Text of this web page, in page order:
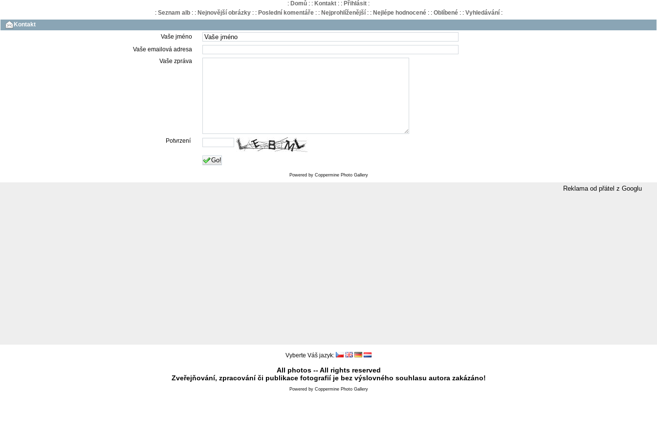
: Domů : : Kontakt : : Přihlásit :
: Seznam alb: : Nejnovější obrázky: : Poslední komentáře: : Nejprohlíženější: : Nejlépe hodnocené: : Oblíbené: : Vyhledávání:
Kontakt
Vaše jméno
Vaše emailová adresa
Vaše zpráva
Potvrzení
Go!
Powered by Coppermine Photo Gallery
Reklama od přátel z Googlu
Vyberte Váš jazyk:
All photos -- All rights reserved
Zveřejňování, zpracování či publikace fotografií je bez výslovného souhlasu autora zakázáno!
Powered by Coppermine Photo Gallery